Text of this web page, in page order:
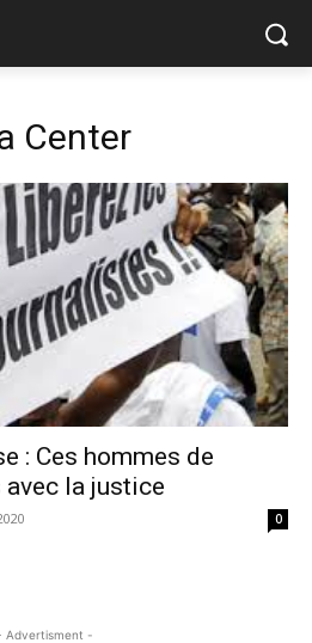
Center
: Ces hommes de
la justice
0
Advertisment -